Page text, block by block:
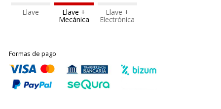
Llave Llave +
Mecánica
Llave +
Electrónica
Formas de pago